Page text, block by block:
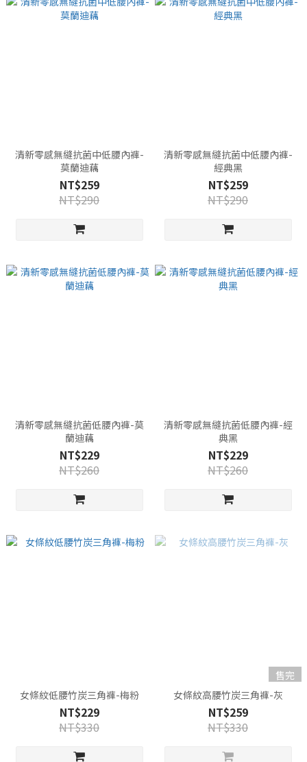
清新零感無縫抗菌中低腰內褲-
莫蘭迪藕
NT$259
NT$290
清新零感無縫抗菌中低腰內褲-
經典黑
NT$259
NT$290
清新零感無縫抗菌低腰內褲-莫
蘭迪藕
NT$229
NT$260
清新零感無縫抗菌低腰內褲-經
典黑
NT$229
NT$260
女條紋低腰竹炭三角褲-梅粉
NT$229
NT$330
售完
女條紋高腰竹炭三角褲-灰
NT$259
NT$330